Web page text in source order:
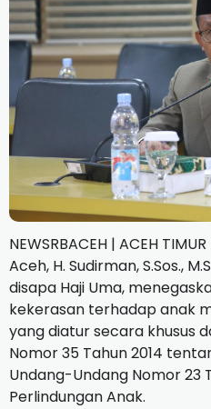
NEWSRBACEH | ACEH
Aceh, H. Sudirman, S.Sos.,
disapa Haji Uma,
kekerasan terhadap anak
yang diatur secara khusus
Nomor 35 Tahun 2014
Undang-Undang Nomor 23
Perlindungan Anak.